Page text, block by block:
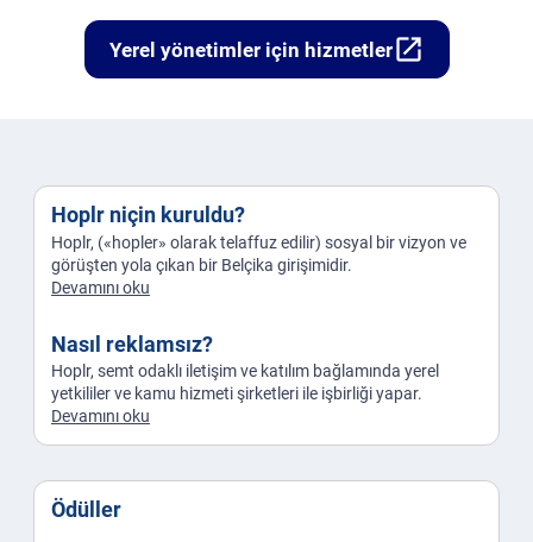
Yerel yönetimler için hizmetleropen_in_new
Hoplr niçin kuruldu?
Hoplr, («hopler» olarak telaffuz edilir) sosyal bir vizyon ve
görüşten yola çıkan bir Belçika girişimidir.
Devamını oku
Nasıl reklamsız?
Hoplr, semt odaklı iletişim ve katılım bağlamında yerel
yetkililer ve kamu hizmeti şirketleri ile işbirliği yapar.
Devamını oku
Ödüller